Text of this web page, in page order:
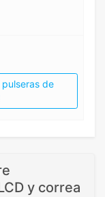
de
y correa